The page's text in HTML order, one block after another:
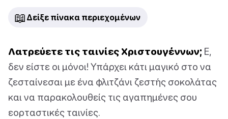
📖 Δείξε πίνακα περιεχομένων
Λατρεύετε τις ταινίες Χριστουγέννων; Ε,
δεν είστε οι μόνοι! Υπάρχει κάτι μαγικό στο να
ζεσταίνεσαι με ένα φλιτζάνι ζεστής σοκολάτας
και να παρακολουθείς τις αγαπημένες σου
εορταστικές ταινίες.